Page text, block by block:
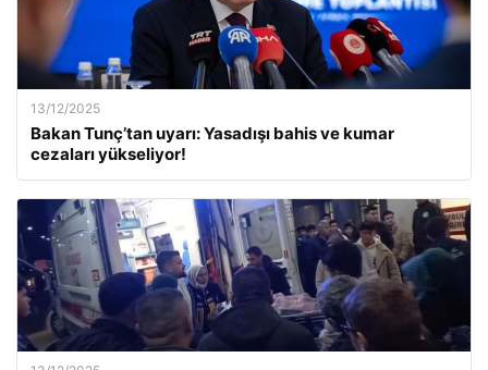
13/12/2025
Bakan Tunç’tan uyarı: Yasadışı bahis ve kumar
cezaları yükseliyor!